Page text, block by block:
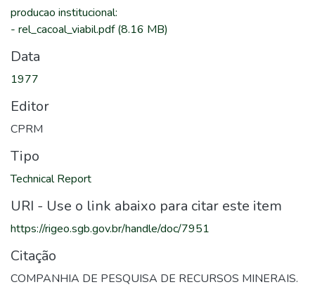
producao institucional:
- rel_cacoal_viabil.pdf(8.16 MB)
Data
1977
Editor
CPRM
Tipo
Technical Report
URI - Use o link abaixo para citar este item
https://rigeo.sgb.gov.br/handle/doc/7951
Citação
COMPANHIA DE PESQUISA DE RECURSOS MINERAIS.